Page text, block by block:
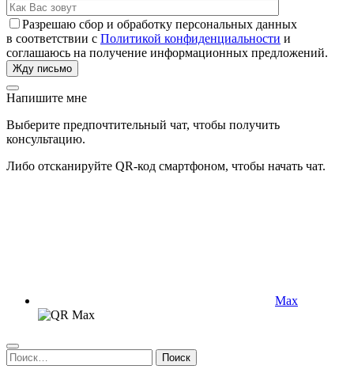
Разрешаю сбор и обработку персональных данных
в соответствии с Политикой конфиденциальности и
соглашаюсь на получение информационных предложений.
Напишите мне
Выберите предпочтительный чат, чтобы получить
консультацию.
Либо отсканируйте QR-код смартфоном, чтобы начать чат.
Max
Найти: